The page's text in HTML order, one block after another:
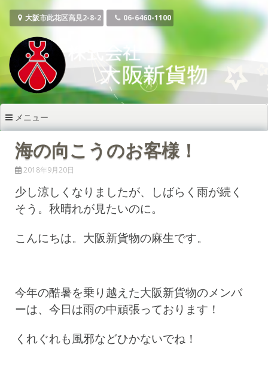
ス
キ
ッ
プ
大阪市此花区高見2-8-2 06-6460-1100
メニュー
海の向こうのお客様！
2018年9月20日
少し涼しくなりましたが、しばらく雨が続く
そう。秋晴れが見たいのに。
こんにちは。大阪新貨物の麻生です。
今年の酷暑を乗り越えた大阪新貨物のメンバ
ーは、今日は雨の中頑張っております！
くれぐれも風邪などひかないでね！